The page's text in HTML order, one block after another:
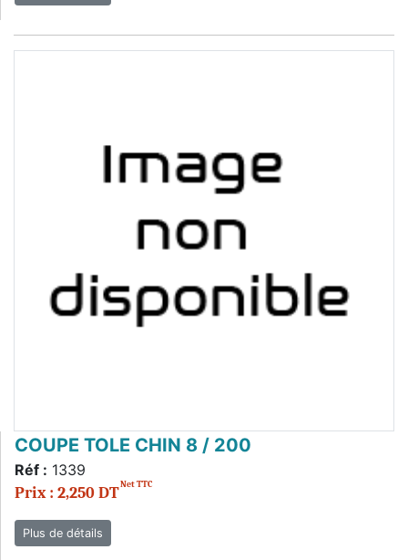
COUPE TOLE CHIN 8 / 200
Réf : 1339
Prix : 2,250 DTNet TTC
Plus de détails